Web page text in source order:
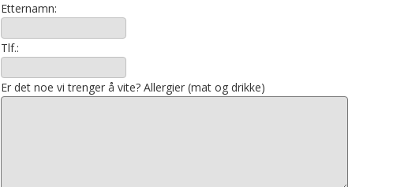
Etternamn:
Tlf.:
Er det noe vi trenger å vite? Allergier (mat og drikke)